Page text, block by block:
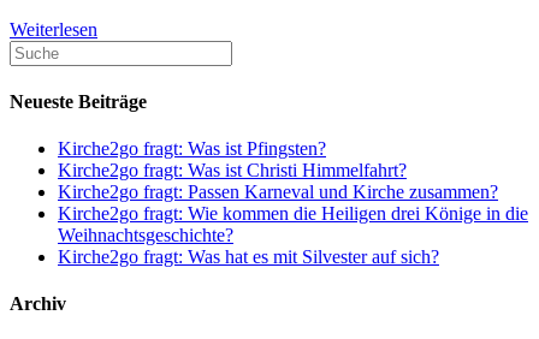
Weiterlesen
Sind
Kirchen
heilig?
Neueste Beiträge
Kirche2go fragt: Was ist Pfingsten?
Kirche2go fragt: Was ist Christi Himmelfahrt?
Kirche2go fragt: Passen Karneval und Kirche zusammen?
Kirche2go fragt: Wie kommen die Heiligen drei Könige in die
Weihnachtsgeschichte?
Kirche2go fragt: Was hat es mit Silvester auf sich?
Archiv